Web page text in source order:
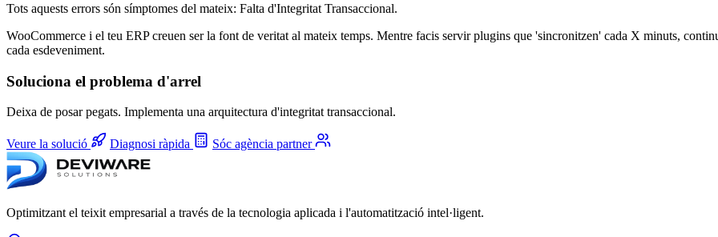
Tots aquests errors són símptomes del mateix: Falta d'Integritat Transaccional.
WooCommerce i el teu ERP creuen ser la font de veritat al mateix temps. Mentre facis servir plugins que 'sincronitzen' cada X minuts,
cada esdeveniment.
Soluciona el problema d'arrel
Deixa de posar pegats. Implementa una arquitectura d'integritat transaccional.
Veure la solució Diagnosi ràpida Sóc agència partner
Optimitzant el teixit empresarial a través de la tecnologia aplicada i l'automatització intel·ligent.